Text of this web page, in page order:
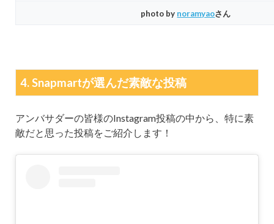
photo by noramyaoさん
4. Snapmartが選んだ素敵な投稿
アンバサダーの皆様のInstagram投稿の中から、特に素
敵だと思った投稿をご紹介します！